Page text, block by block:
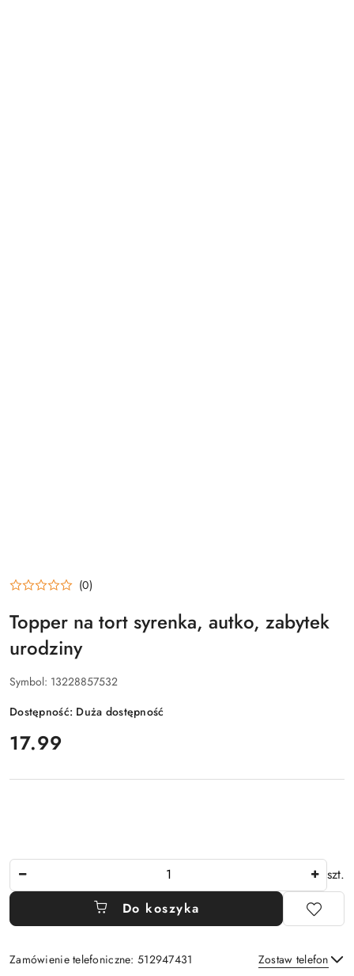
(0)
Topper na tort syrenka, autko, zabytek
urodziny
Symbol: 13228857532
Dostępność: Duża dostępność
cena:
17.99
szt.
Do koszyka
Zamówienie telefoniczne: 512947431 Zostaw telefon